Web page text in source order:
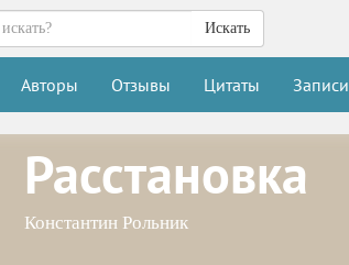
Искать
Авторы Отзывы Цитаты Записи
Расстановка
Константин Рольник